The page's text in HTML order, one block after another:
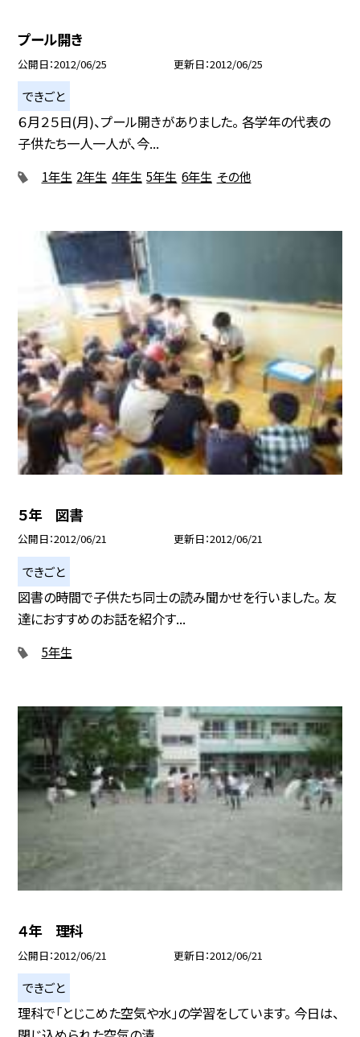
プール開き
公開日 2012/06/25 更新日 2012/06/25
できごと
６月２５日(月)、プール開きがありました。 各学年の代表の
子供たち一人一人が、今...
1年生 2年生 4年生 5年生 6年生 その他
５年 図書
公開日 2012/06/21 更新日 2012/06/21
できごと
図書の時間で子供たち同士の読み聞かせを行いました。 友
達におすすめのお話を紹介す...
5年生
４年 理科
公開日 2012/06/21 更新日 2012/06/21
できごと
理科で「とじこめた空気や水」の学習をしています。 今日は、